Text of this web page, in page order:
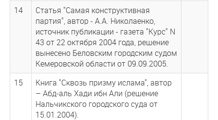
14
Статья "Самая конструктивная
партия", автор - А.А. Николаенко,
источник публикации - газета "Курс" N
43 от 22 октября 2004 года, решение
вынесено Беловским городским судом
Кемеровской области от 09.09.2005.
15
Книга "Сквозь призму ислама", автор
– Абд-аль Хади ибн Али (решение
Нальчикского городского суда от
15.01.2004).